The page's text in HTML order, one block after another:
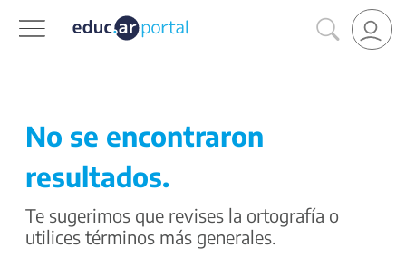
No se encontraron
resultados.
Te sugerimos que revises la ortografía o
utilices términos más generales.